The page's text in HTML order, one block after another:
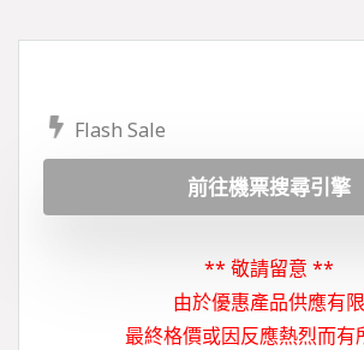
Flash Sale
前往機票搜尋引擎
** 敬請留意 **
由於優惠產品供應有限
最終格價或因反應熱烈而有